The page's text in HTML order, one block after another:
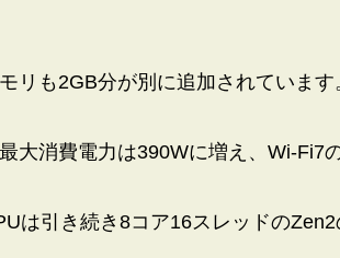
リも2GB分が別に追加されています
大消費電力は390Wに増え、Wi-Fi7
は引き続き8コア16スレッドのZen2